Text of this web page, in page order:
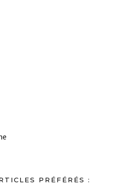
PRÉFÉRÉS :